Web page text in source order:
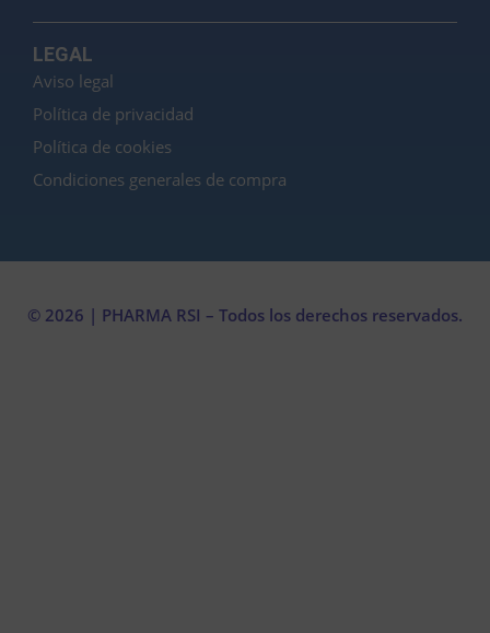
LEGAL
Aviso legal
Política de privacidad
Política de cookies
Condiciones generales de compra
© 2026 | PHARMA RSI – Todos los derechos reservados.